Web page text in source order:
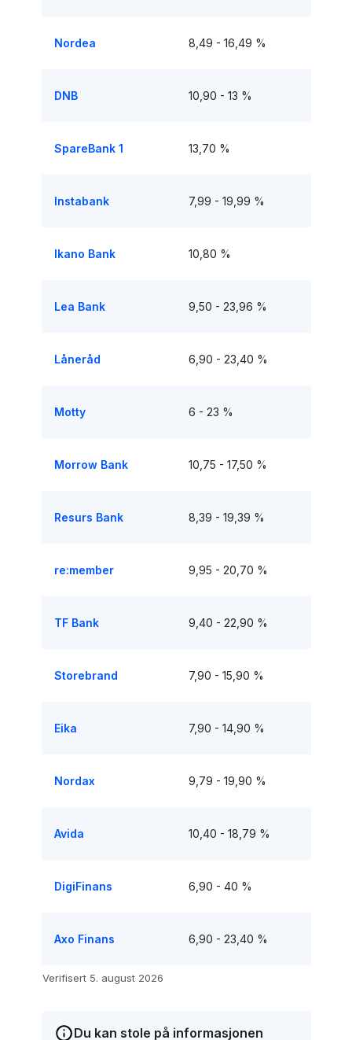
Nordea 8,49 - 16,49 %
DNB 10,90 - 13 %
SpareBank 1 13,70 %
Instabank 7,99 - 19,99 %
Ikano Bank 10,80 %
Lea Bank 9,50 - 23,96 %
Låneråd 6,90 - 23,40 %
Motty 6 - 23 %
Morrow Bank 10,75 - 17,50 %
Resurs Bank 8,39 - 19,39 %
re:member 9,95 - 20,70 %
TF Bank 9,40 - 22,90 %
Storebrand 7,90 - 15,90 %
Eika 7,90 - 14,90 %
Nordax 9,79 - 19,90 %
Avida 10,40 - 18,79 %
DigiFinans 6,90 - 40 %
Axo Finans 6,90 - 23,40 %
Verifisert 5. august 2026
Du kan stole på informasjonen